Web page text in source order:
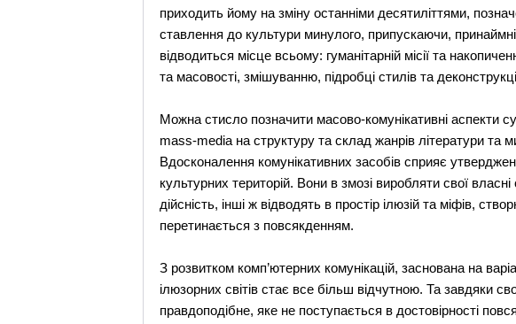
приходить йому на зміну останніми десятиліттями,
ставлення до культури минулого, припускаючи,
відводиться місце всьому: гуманітарній місії та
та масовості, змішуванню, підробці стилів та
Можна стисло позначити масово-комунікативні аспекти
mass-media на структуру та склад жанрів літератури та
Вдосконалення комунікативних засобів сприяє
культурних територій. Вони в змозі виробляти свої
дійсність, інші ж відводять в простір ілюзій та міфів,
перетинається з повсякденням.
З розвитком комп’ютерних комунікацій, заснована на
ілюзорних світів стає все більш відчутною. Та завдяки
правдоподібне, яке не поступається в достовірності